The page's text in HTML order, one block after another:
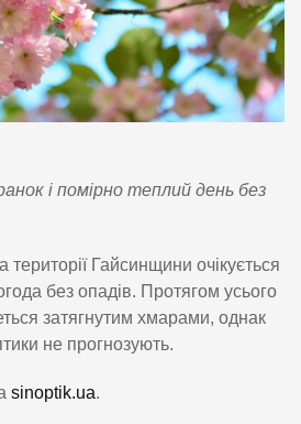
і помірно теплий день без
території Гайсинщини очікується
без опадів. Протягом усього
затягнутим хмарами, однак
не прогнозують.
sinoptik.ua.